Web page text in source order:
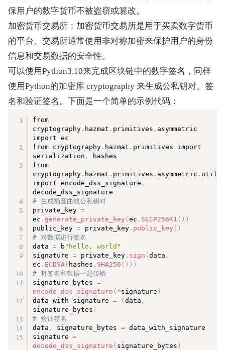
保用户的数字货币不被盗窃或篡改。
加密货币交易所：加密货币交易所是用于买卖数字货币
的平台。交易所通常使用非对称加密来保护用户的身份
信息和交易数据的安全性。
可以使用Python3.10来完成区块链中的数字签名，同样
使用Python的加密库 cryptography 来生成公私钥对、签
名和验证签名。下面是一个简单的示例代码：
from
cryptography . hazmat . primitives . asymmetric
import ec
from cryptography . hazmat . primitives import
serialization ,
hashes
from
cryptography . hazmat . primitives . asymmetric . utils
import encode_dss_signature ,
# 生成椭圆曲线公私钥对
private_key =
ec .generate_private_key (ec . SECP256K1 ( ) )
public_key = private_key . public_key ( )
# 对数据进行签名
data = b "hello, world"
signature = private_key . sign (data ,
ec . ECDSA ( hashes . SHA256 ( ) ) )
# 将签名和数据一起传输
signature_bytes =
encode_dss_signature ( *signature )
data_with_signature = (data ,
signature_bytes )
# 验证签名
data , signature_bytes = data_with_signature
signature =
decode_dss_signature ( signature_bytes )